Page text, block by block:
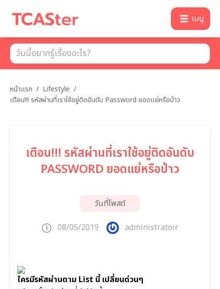
เมนู
หน้าแรก / Lifestyle /
เตือน!!! รหัสผ่านที่เราใช้อยู่ติดอันดับ Password ยอดแย่หรือป่าว
เตือน!!! รหัสผ่านที่เราใช้อยู่ติดอันดับ
PASSWORD ยอดแย่หรือป่าว
วันที่โพสต์
08/05/2019 administratoir
ใครมีรหัสผ่านตาม List นี้ เปลี่ยนด่วนๆ